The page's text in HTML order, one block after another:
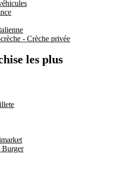
- Crèche privée
les plus
Burger